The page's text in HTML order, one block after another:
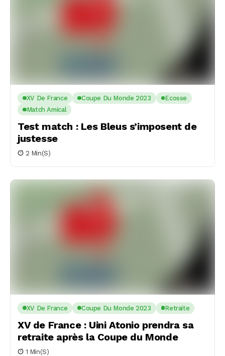
XV De France Coupe Du Monde 2023
Ecosse
Match Amical
Test match : Les Bleus s’imposent de
justesse
2 Min(s)
XV De France Coupe Du Monde 2023 Retraite
XV de France : Uini Atonio prendra sa
retraite après la Coupe du Monde
1 Min(s)